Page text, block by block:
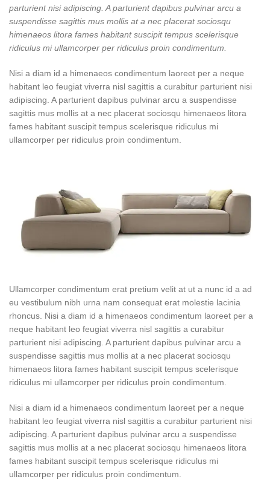
parturient nisi adipiscing. A parturient dapibus pulvinar arcu a
suspendisse sagittis mus mollis at a nec placerat sociosqu
himenaeos litora fames habitant suscipit tempus scelerisque
ridiculus mi ullamcorper per ridiculus proin condimentum.
Nisi a diam id a himenaeos condimentum laoreet per a neque
habitant leo feugiat viverra nisl sagittis a curabitur parturient nisi
adipiscing. A parturient dapibus pulvinar arcu a suspendisse
sagittis mus mollis at a nec placerat sociosqu himenaeos litora
fames habitant suscipit tempus scelerisque ridiculus mi
ullamcorper per ridiculus proin condimentum.
Ullamcorper condimentum erat pretium velit at ut a nunc id a ad
eu vestibulum nibh urna nam consequat erat molestie lacinia
rhoncus. Nisi a diam id a himenaeos condimentum laoreet per a
neque habitant leo feugiat viverra nisl sagittis a curabitur
parturient nisi adipiscing. A parturient dapibus pulvinar arcu a
suspendisse sagittis mus mollis at a nec placerat sociosqu
himenaeos litora fames habitant suscipit tempus scelerisque
ridiculus mi ullamcorper per ridiculus proin condimentum.
Nisi a diam id a himenaeos condimentum laoreet per a neque
habitant leo feugiat viverra nisl sagittis a curabitur parturient nisi
adipiscing. A parturient dapibus pulvinar arcu a suspendisse
sagittis mus mollis at a nec placerat sociosqu himenaeos litora
fames habitant suscipit tempus scelerisque ridiculus mi
ullamcorper per ridiculus proin condimentum.